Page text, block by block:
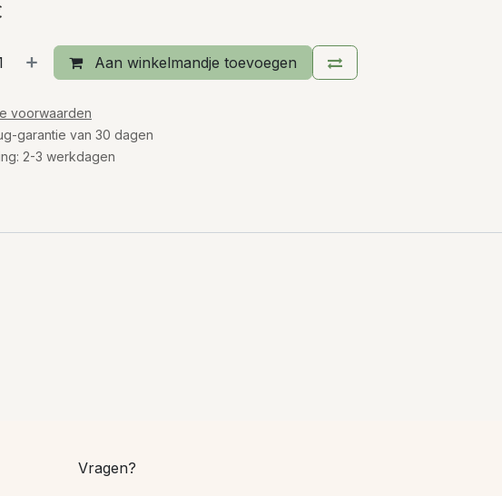
Aan winkelmandje toevoegen
voorwaarden
garantie van 30 dagen
2-3 werkdagen
Vragen?